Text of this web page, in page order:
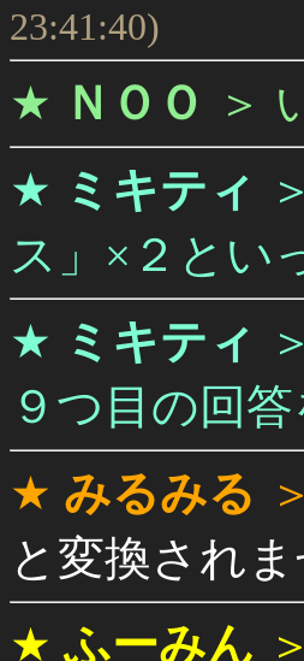
23:41:40)
★ ＮＯＯ ＞
★ ミキティ ＞
ス」×２とい
★ ミキティ ＞
９つ目の回
★ みるみる ＞
と変換され
★ふーみん ＞